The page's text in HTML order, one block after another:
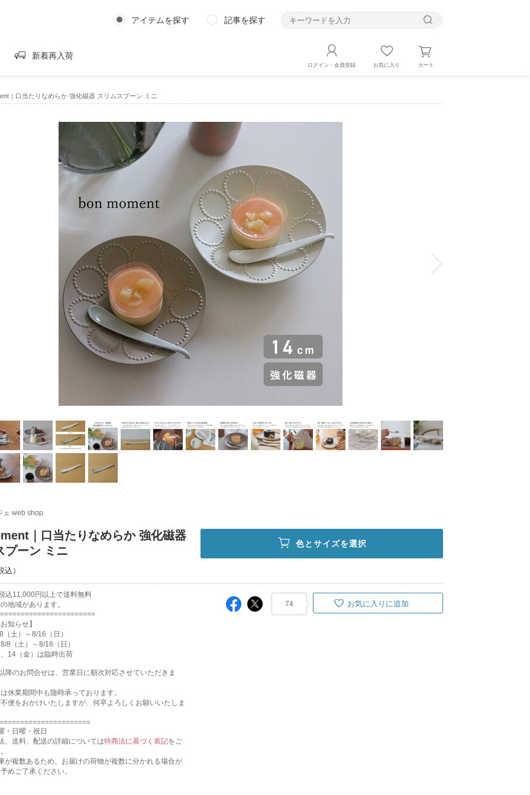
アイテムを探す 記事を探す
新着再入荷
ログイン・会員登録 お気に入り カート
｜口当たりなめらか 強化磁器 スリムスプーン ミニ
ェ web shop
｜口当たりなめらか 強化磁器
プーン ミニ
色とサイズを選択
込11,000円以上で送料無料
地域があります。
知らせ】
土）～8/16（日）
8（土）～8/16（日）
14（金）は臨時出荷
降のお問合せは、営業日に順次対応させていただきま
休業期間中も随時承っております。
便をおかけいたしますが、何卒よろしくお願いいたしま
・日曜・祝日
、送料、配送の詳細については特商法に基づく表記をご
が複数あるため、お届けの荷物が複数に分かれる場合が
めご了承ください。
74 お気に入りに追加